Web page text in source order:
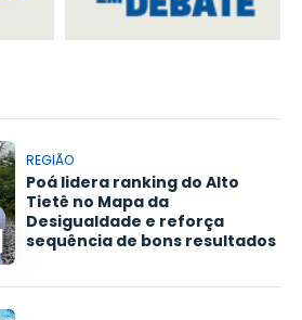
REGIÃO
Poá lidera ranking do Alto
Tietê no Mapa da
Desigualdade e reforça
sequência de bons resultados